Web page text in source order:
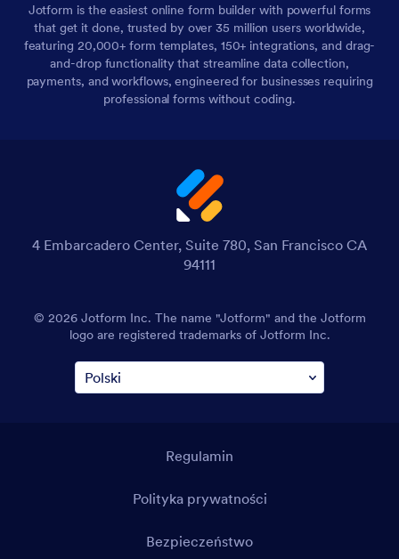
Jotform is the easiest online form builder with powerful forms
that get it done, trusted by over 35 million users worldwide,
featuring 20,000+ form templates, 150+ integrations, and drag-
and-drop functionality that streamline data collection,
payments, and workflows, engineered for businesses requiring
professional forms without coding.
4 Embarcadero Center, Suite 780, San Francisco CA
94111
© 2026 Jotform Inc. The name "Jotform" and the Jotform
logo are registered trademarks of Jotform Inc.
Regulamin
Polityka prywatności
Bezpieczeństwo